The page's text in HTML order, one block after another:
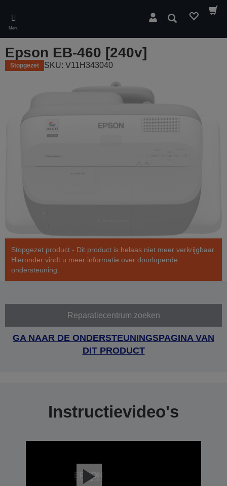
main
content
Menu
Zoeken
Epson EB-460 [240v]
Stopgezet SKU: V11H343040
Stopgezet product - Dit product is helaas niet meer verkrijgbaar.
Hieronder vindt u meer informatie over doorlopende
ondersteuning.
Reparatiecentrum zoeken
GA NAAR DE ONDERSTEUNINGSPAGINA VAN
DIT PRODUCT
Instructievideo's